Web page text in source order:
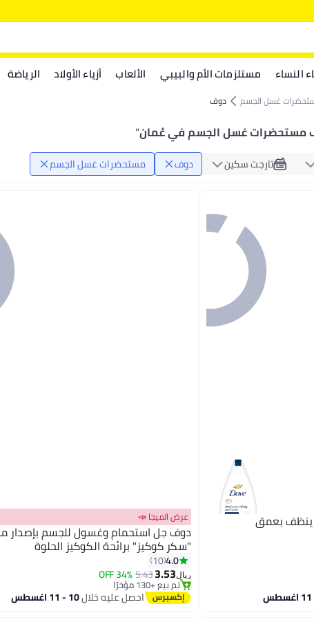
النساء مستلزمات الأم والبيبي الألعاب أزياء الأولاد الرياضة
غسل الجسم دوف
مستحضرات غسل الجسم في عُمان"
تارجت سكين دوف مستحضرات غسل الجسم
ينظف بعمق عرض الميجا 📣
دوف جل استحمام وغسول للجسم بإصدار
"سكر كوكيز" برائحة الكوكيز الحلوة
4.0
10
ريال3.53
5.43
34% OFF
#19 في مستحضرات غسل الجسم
بتخلّص بسرعة
تم بيع +130 مؤخرًا
#19 في مستحضرات غسل الجسم احصل عليه خلال10 - 11 اغسطس